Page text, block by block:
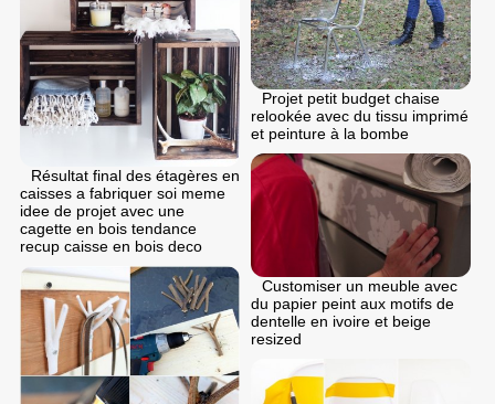
Projet petit budget chaise
relookée avec du tissu imprimé
et peinture à la bombe
Résultat final des étagères en
caisses a fabriquer soi meme
idee de projet avec une
cagette en bois tendance
recup caisse en bois deco
Customiser un meuble avec
du papier peint aux motifs de
dentelle en ivoire et beige
resized